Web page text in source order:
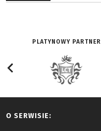
PLATYNOWY PARTNER
O SERWISIE: